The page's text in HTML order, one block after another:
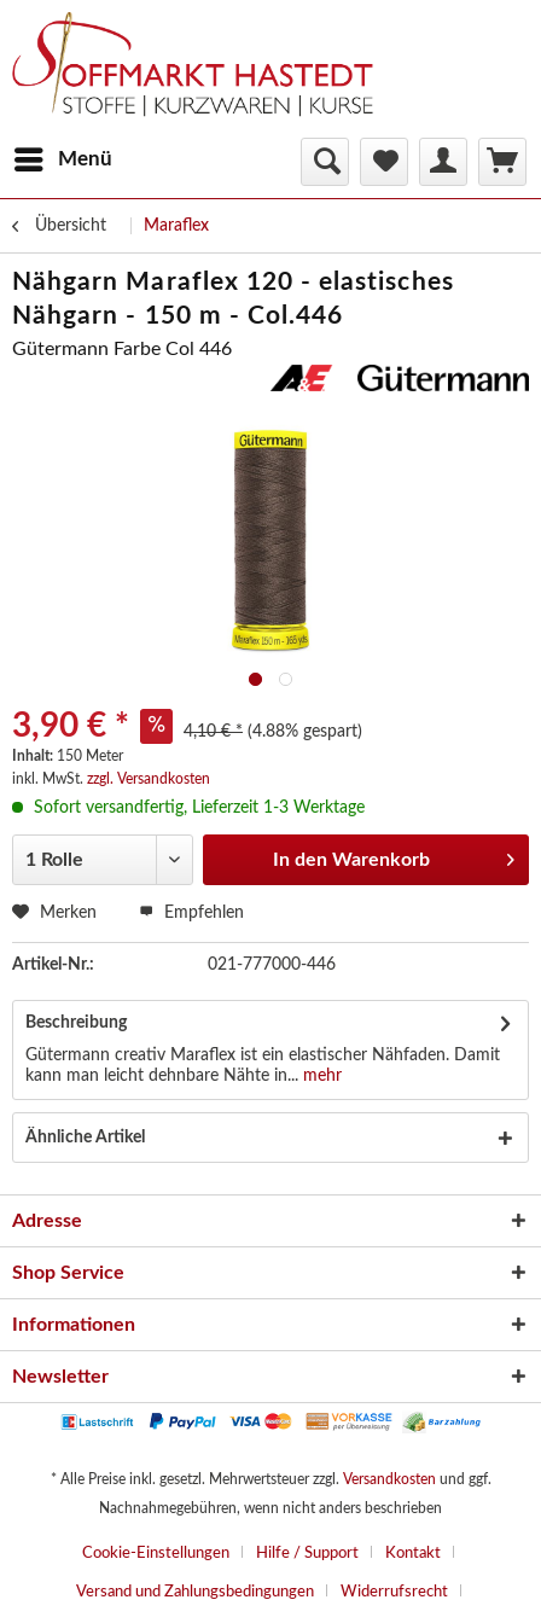
Menü
Übersicht Maraflex
Nähgarn Maraflex 120 - elastisches
Nähgarn - 150 m - Col.446
Gütermann Farbe Col 446
3,90 € * 4,10 € * (4.88% gespart)
Inhalt: 150 Meter
inkl. MwSt. zzgl. Versandkosten
Sofort versandfertig, Lieferzeit 1-3 Werktage
In den Warenkorb
Merken Empfehlen
Artikel-Nr.: 021-777000-446
Beschreibung
Gütermann creativ Maraflex ist ein elastischer Nähfaden. Damit
kann man leicht dehnbare Nähte in... mehr
Ähnliche Artikel
Adresse
Shop Service
Informationen
Newsletter
* Alle Preise inkl. gesetzl. Mehrwertsteuer zzgl. Versandkosten und ggf.
Nachnahmegebühren, wenn nicht anders beschrieben
Cookie-Einstellungen Hilfe / Support Kontakt
Versand und Zahlungsbedingungen Widerrufsrecht